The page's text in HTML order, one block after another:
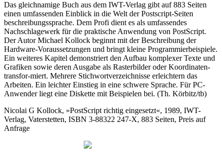
Das gleichnamige Buch aus dem IWT-Verlag gibt auf 883 Seiten
einen umfassenden Einblick in die Welt der Postscript-Seiten
beschreibungssprache. Dem Profi dient es als umfassendes
Nachschlagewerk für die praktische Anwendung von PostScript.
Der Autor Michael Kollock beginnt mit der Beschreibung der
Hardware-Voraussetzungen und bringt kleine Programmierbeispiele.
Ein weiteres Kapitel demonstriert den Aufbau komplexer Texte und
Grafiken sowie deren Ausgabe als Rasterbilder oder Koordinaten-
transfor-miert. Mehrere Stichwortverzeichnisse erleichtern das
Arbeiten. Ein leichter Einstieg in eine schwere Sprache. Für PC-
Anwender liegt eine Diskette mit Beispielen bei. (Th. Körbitz/tb)
Nicolai G Kollock, »PostScript richtig eingesetzt«, 1989, IWT-
Verlag, Vaterstetten, ISBN 3-88322 247-X, 883 Seiten, Preis auf
Anfrage